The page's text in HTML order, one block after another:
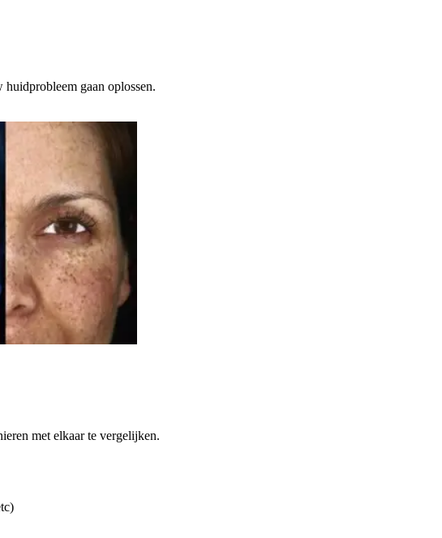
gaan oplossen.
met elkaar te vergelijken.